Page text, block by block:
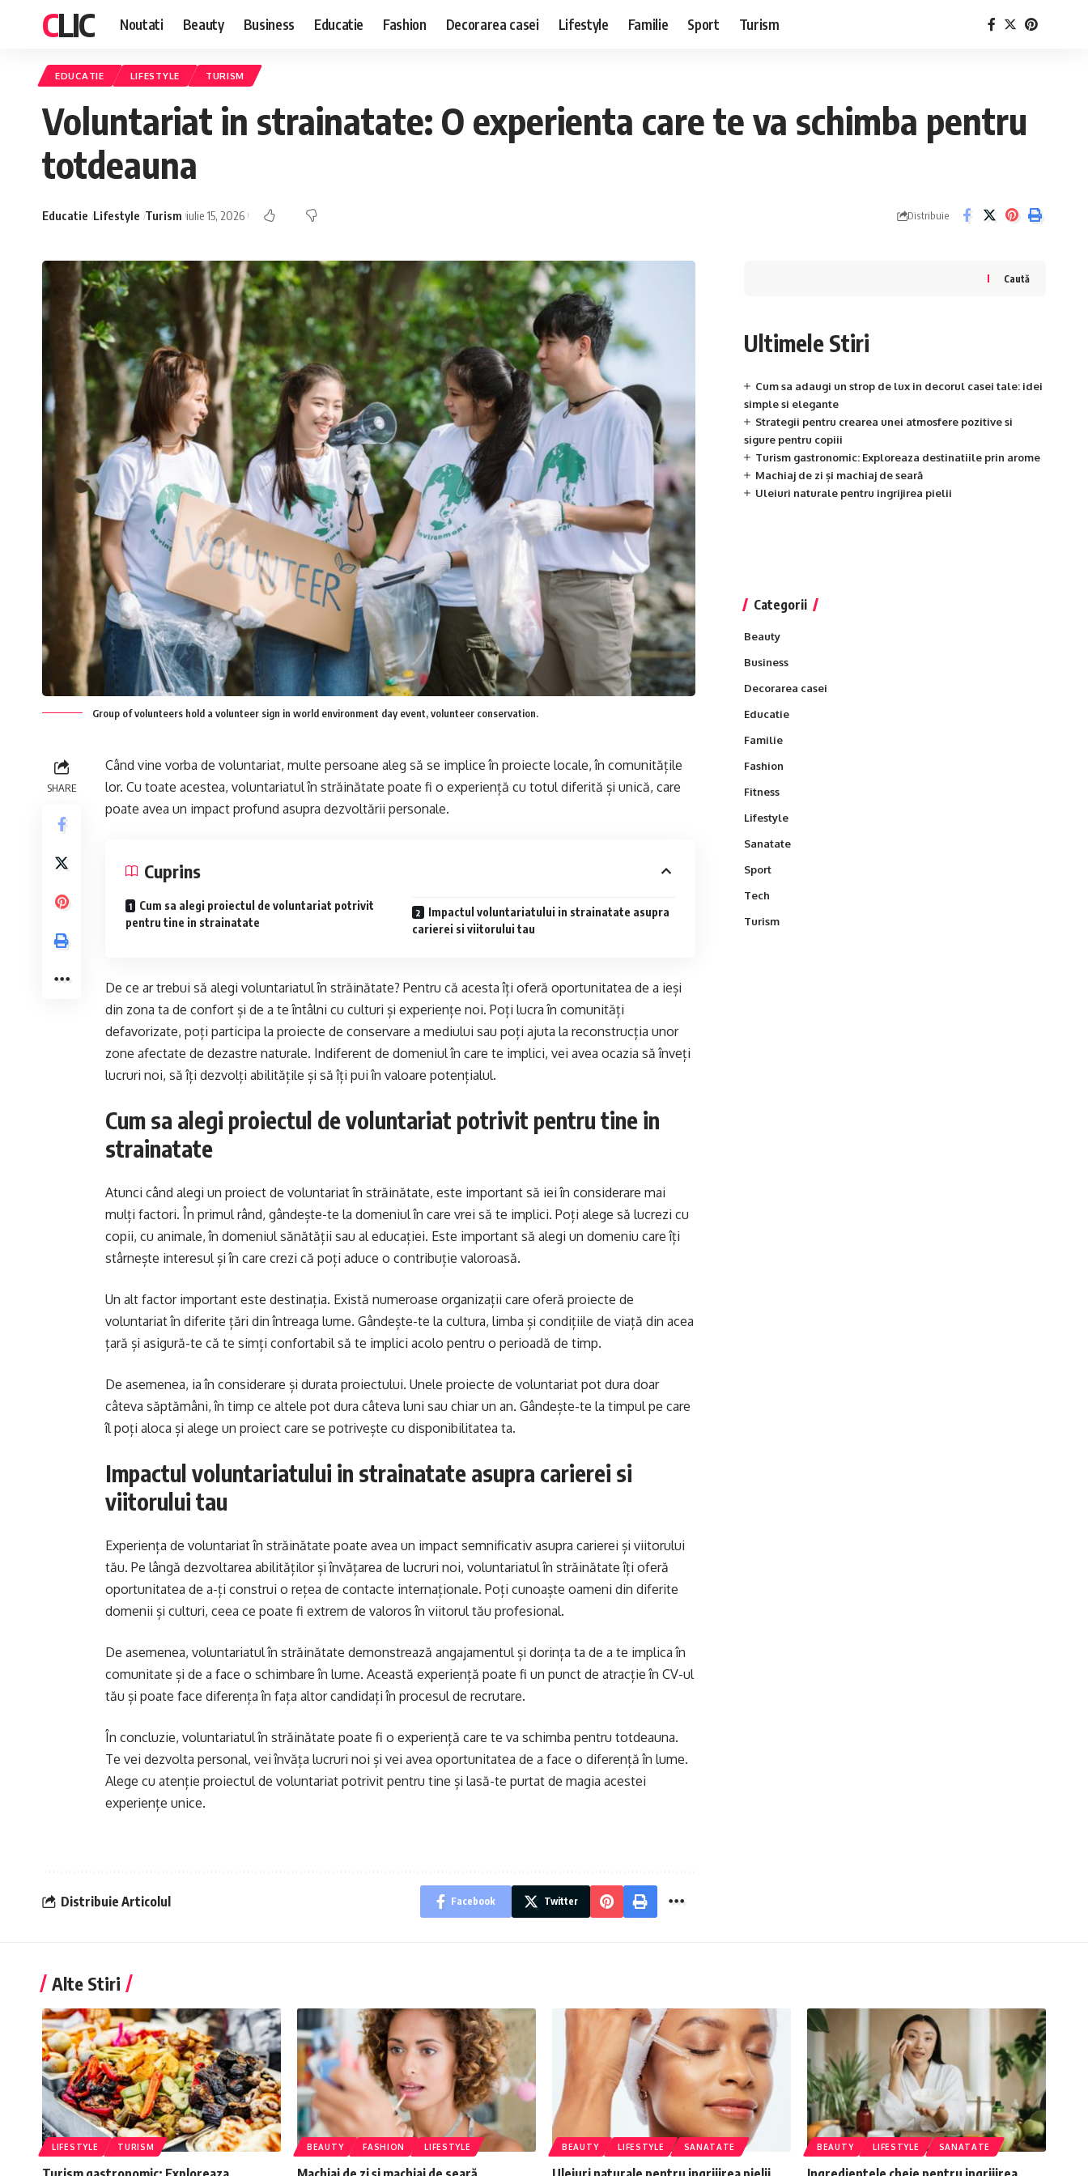
CLIC Noutati Beauty Business Educatie Fashion Decorarea casei Lifestyle Familie Sport Turism
EDUCATIE LIFESTYLE TURISM
Voluntariat in strainatate: O experienta care te va schimba pentru
totdeauna
Educatie Lifestyle Turism iulie 15, 2026 Distribuie
Group of volunteers hold a volunteer sign in world environment day event, volunteer conservation.
SHARE
Când vine vorba de voluntariat, multe persoane aleg să se implice în proiecte locale, în comunitățile
lor. Cu toate acestea, voluntariatul în străinătate poate fi o experiență cu totul diferită și unică, care
poate avea un impact profund asupra dezvoltării personale.
Cuprins
Cum sa alegi proiectul de voluntariat potrivit
pentru tine in strainatate
Impactul voluntariatului in strainatate asupra
carierei si viitorului tau
De ce ar trebui să alegi voluntariatul în străinătate? Pentru că acesta îți oferă oportunitatea de a ieși
din zona ta de confort și de a te întâlni cu culturi și experiențe noi. Poți lucra în comunități
defavorizate, poți participa la proiecte de conservare a mediului sau poți ajuta la reconstrucția unor
zone afectate de dezastre naturale. Indiferent de domeniul în care te implici, vei avea ocazia să înveți
lucruri noi, să îți dezvolți abilitățile și să îți pui în valoare potențialul.
Cum sa alegi proiectul de voluntariat potrivit pentru tine in
strainatate
Atunci când alegi un proiect de voluntariat în străinătate, este important să iei în considerare mai
mulți factori. În primul rând, gândește-te la domeniul în care vrei să te implici. Poți alege să lucrezi cu
copii, cu animale, în domeniul sănătății sau al educației. Este important să alegi un domeniu care îți
stârnește interesul și în care crezi că poți aduce o contribuție valoroasă.
Un alt factor important este destinația. Există numeroase organizații care oferă proiecte de
voluntariat în diferite țări din întreaga lume. Gândește-te la cultura, limba și condițiile de viață din acea
țară și asigură-te că te simți confortabil să te implici acolo pentru o perioadă de timp.
De asemenea, ia în considerare și durata proiectului. Unele proiecte de voluntariat pot dura doar
câteva săptămâni, în timp ce altele pot dura câteva luni sau chiar un an. Gândește-te la timpul pe care
îl poți aloca și alege un proiect care se potrivește cu disponibilitatea ta.
Impactul voluntariatului in strainatate asupra carierei si
viitorului tau
Experiența de voluntariat în străinătate poate avea un impact semnificativ asupra carierei și viitorului
tău. Pe lângă dezvoltarea abilităților și învățarea de lucruri noi, voluntariatul în străinătate îți oferă
oportunitatea de a-ți construi o rețea de contacte internaționale. Poți cunoaște oameni din diferite
domenii și culturi, ceea ce poate fi extrem de valoros în viitorul tău profesional.
De asemenea, voluntariatul în străinătate demonstrează angajamentul și dorința ta de a te implica în
comunitate și de a face o schimbare în lume. Această experiență poate fi un punct de atracție în CV-ul
tău și poate face diferența în fața altor candidați în procesul de recrutare.
În concluzie, voluntariatul în străinătate poate fi o experiență care te va schimba pentru totdeauna.
Te vei dezvolta personal, vei învăța lucruri noi și vei avea oportunitatea de a face o diferență în lume.
Alege cu atenție proiectul de voluntariat potrivit pentru tine și lasă-te purtat de magia acestei
experiențe unice.
Distribuie Articolul Facebook Twitter
Caută
Ultimele Stiri
Cum sa adaugi un strop de lux in decorul casei tale: idei
simple si elegante
Strategii pentru crearea unei atmosfere pozitive si
sigure pentru copiii
Turism gastronomic: Exploreaza destinatiile prin arome
Machiaj de zi și machiaj de seară
Uleiuri naturale pentru ingrijirea pielii
Categorii
Beauty
Business
Decorarea casei
Educatie
Familie
Fashion
Fitness
Lifestyle
Sanatate
Sport
Tech
Turism
Alte Stiri
LIFESTYLE TURISM BEAUTY FASHION LIFESTYLE BEAUTY LIFESTYLE SANATATE BEAUTY LIFESTYLE SANATATE